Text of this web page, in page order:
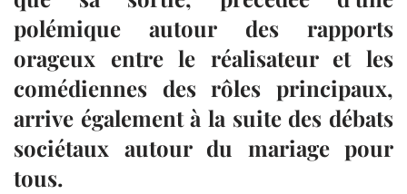
polémique autour des rapports
orageux entre le réalisateur et les
comédiennes des rôles principaux,
arrive également à la suite des débats
sociétaux autour du mariage pour
tous.